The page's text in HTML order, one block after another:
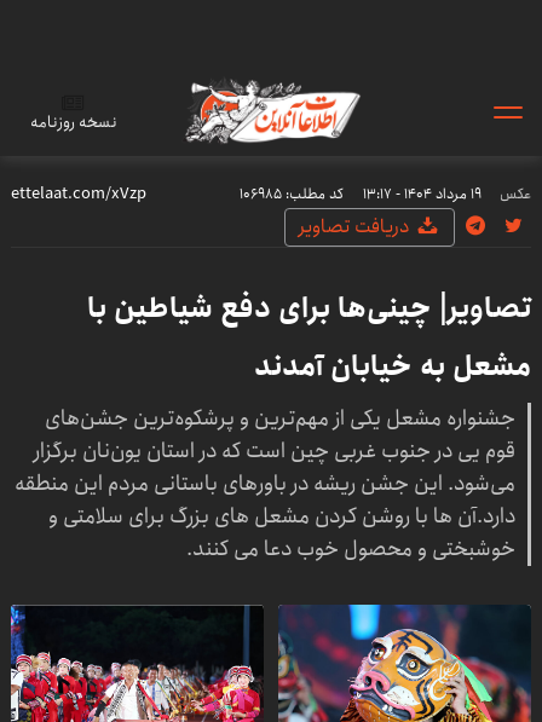
نسخه روزنامه
عکس ۱۹ مرداد ۱۴۰۴ - ۱۳:۱۷ کد مطلب: 106985
دریافت تصاویر
تصاویر| چینی‌ها برای دفع شیاطین با
مشعل به خیابان آمدند
جشنواره مشعل یکی از مهم‌ترین و پرشکوه‌ترین جشن‌های
قوم یی در جنوب غربی چین است که در استان یون‌نان برگزار
می‌شود. این جشن ریشه در باورهای باستانی مردم این منطقه
دارد.آن ها با روشن کردن مشعل های بزرگ برای سلامتی و
خوشبختی و محصول خوب دعا می کنند.